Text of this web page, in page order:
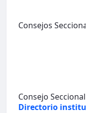
Consejos
Consejo
Directorio